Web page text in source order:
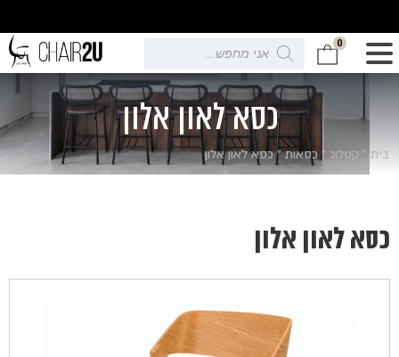
0
Products
search
כסא לאון אלון
בית » קטלוג » כסאות»כסא לאון אלון
כסא לאון אלון